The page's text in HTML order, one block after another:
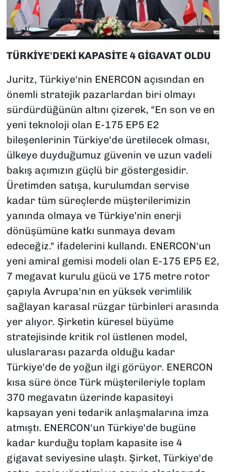
TÜRKİYE'DEKİ KAPASİTE 4 GİGAVAT OLDU
Juritz, Türkiye'nin ENERCON açısından en
önemli stratejik pazarlardan biri olmayı
sürdürdüğünün altını çizerek, "En son ve en
yeni teknoloji olan E-175 EP5 E2
bileşenlerinin Türkiye'de üretilecek olması,
ülkeye duyduğumuz güvenin ve uzun vadeli
bakış açımızın güçlü bir göstergesidir.
Üretimden satışa, kurulumdan servise
kadar tüm süreçlerde müşterilerimizin
yanında olmaya ve Türkiye’nin enerji
dönüşümüne katkı sunmaya devam
edeceğiz." ifadelerini kullandı. ENERCON'un
yeni amiral gemisi modeli olan E-175 EP5 E2,
7 megavat kurulu gücü ve 175 metre rotor
çapıyla Avrupa'nın en yüksek verimlilik
sağlayan karasal rüzgar türbinleri arasında
yer alıyor. Şirketin küresel büyüme
stratejisinde kritik rol üstlenen model,
uluslararası pazarda olduğu kadar
Türkiye'de de yoğun ilgi görüyor. ENERCON
kısa süre önce Türk müşterileriyle toplam
370 megavatın üzerinde kapasiteyi
kapsayan yeni tedarik anlaşmalarına imza
atmıştı. ENERCON'un Türkiye'de bugüne
kadar kurduğu toplam kapasite ise 4
gigavat seviyesine ulaştı. Şirket, Türkiye'de